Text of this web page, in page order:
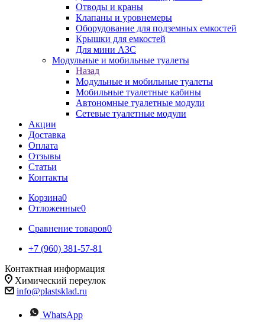
Отводы и краны
Клапаны и уровнемеры
Оборудование для подземных емкостей
Крышки для емкостей
Для мини АЗС
Модульные и мобильные туалеты
Назад
Модульные и мобильные туалеты
Мобильные туалетные кабины
Автономные туалетные модули
Сетевые туалетные модули
Акции
Доставка
Оплата
Отзывы
Статьи
Контакты
Корзина0
Отложенные0
Сравнение товаров0
+7 (960) 381-57-81
Контактная информация
Химический переулок
info@plastsklad.ru
WhatsApp